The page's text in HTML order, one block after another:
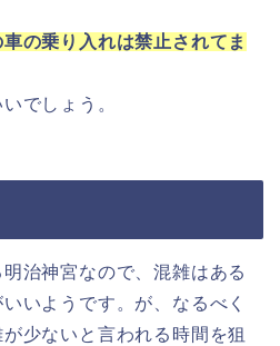
の乗り入れは禁止されてま
でしょう。
治神宮なので、混雑はある
いようです。が、なるべく
少ないと言われる時間を狙